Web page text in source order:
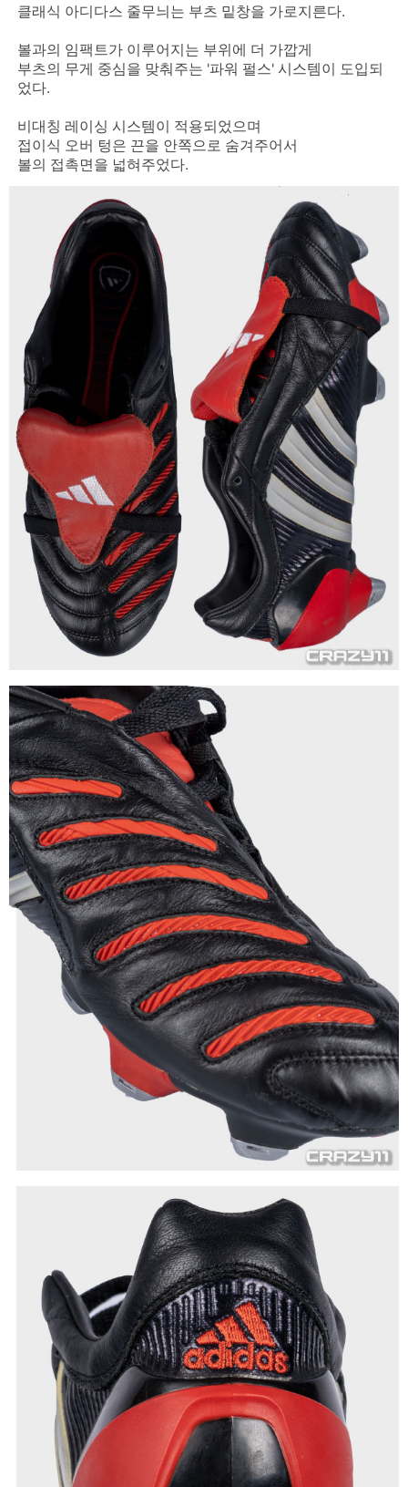
클래식 아디다스 줄무늬는 부츠 밑창을 가로지른다.
볼과의 임팩트가 이루어지는 부위에 더 가깝게
부츠의 무게 중심을 맞춰주는 '파워 펄스' 시스템이 도입되
었다.
비대칭 레이싱 시스템이 적용되었으며
접이식 오버 텅은 끈을 안쪽으로 숨겨주어서
볼의 접촉면을 넓혀주었다.